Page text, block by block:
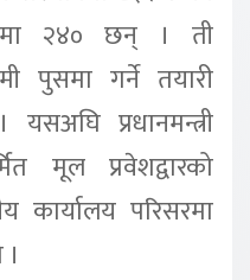
२४० छन् । ती
पुसमा गर्ने तयारी
प्रधानमन्त्री
मूल प्रवेशद्वारको
कार्यालय परिसरमा